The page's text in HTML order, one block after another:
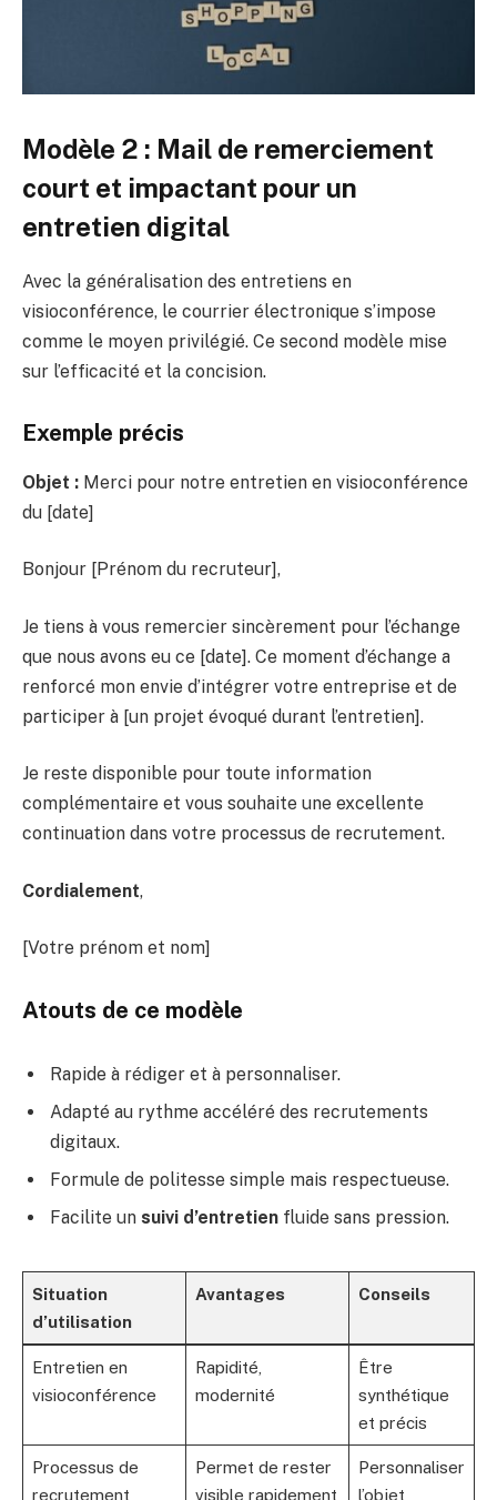
Modèle 2 : Mail de remerciement
court et impactant pour un
entretien digital
Avec la généralisation des entretiens en
visioconférence, le courrier électronique s’impose
comme le moyen privilégié. Ce second modèle mise
sur l’efficacité et la concision.
Exemple précis
Objet : Merci pour notre entretien en visioconférence
du [date]
Bonjour [Prénom du recruteur],
Je tiens à vous remercier sincèrement pour l’échange
que nous avons eu ce [date]. Ce moment d’échange a
renforcé mon envie d’intégrer votre entreprise et de
participer à [un projet évoqué durant l’entretien].
Je reste disponible pour toute information
complémentaire et vous souhaite une excellente
continuation dans votre processus de recrutement.
Cordialement,
[Votre prénom et nom]
Atouts de ce modèle
Rapide à rédiger et à personnaliser.
Adapté au rythme accéléré des recrutements
digitaux.
Formule de politesse simple mais respectueuse.
Facilite un suivi d’entretien fluide sans pression.
Situation
d’utilisation
Avantages Conseils
Entretien en
visioconférence
Rapidité,
modernité
Être
synthétique
et précis
Processus de
recrutement
Permet de rester
visible rapidement
Personnaliser
l’objet